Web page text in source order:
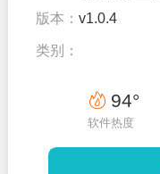
版本：v1.0.4
类别：
94°
软件热度